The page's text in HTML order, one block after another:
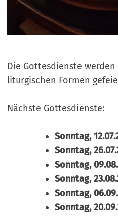
Die Gottesdienste
liturgischen Formen
Nächste Gottesdienste:
Sonntag,
Sonntag,
Sonntag,
Sonntag,
Sonntag,
Sonntag,